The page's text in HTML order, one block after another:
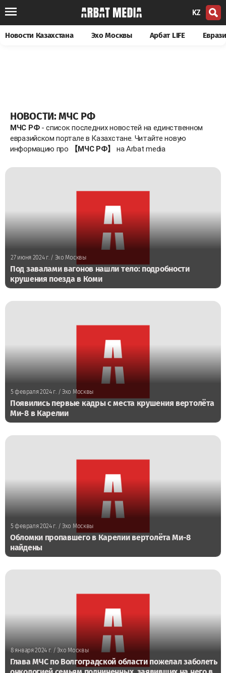
KZ
Новости Казахстана Эхо Москвы Арбат LIFE
НОВОСТИ: МЧС РФ
МЧС РФ- список последних новостей на единственном
евразийском портале в Казахстане. Читайте новую
информацию про
【МЧС РФ】 на Arbat media
27 июня 2024 г./ Эхо Москвы
Под завалами вагонов нашли тело: подробности
крушения поезда в Коми
5 февраля 2024 г./ Эхо Москвы
Появились первые кадры с места крушения вертолёта
Ми-8 в Карелии
5 февраля 2024 г./ Эхо Москвы
Обломки пропавшего в Карелии вертолёта Ми-8
найдены
8 января 2024 г. / Эхо Москвы
Глава МЧС по Волгоградской области пожелал заболеть